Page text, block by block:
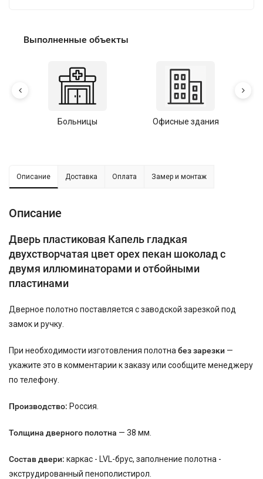
Выполненные объекты
Больницы Офисные здания
Описание Доставка Оплата Замер и монтаж
Описание
Дверь пластиковая Капель гладкая
двухстворчатая цвет орех пекан шоколад с
двумя иллюминаторами и отбойными
пластинами
Дверное полотно поставляется с заводской зарезкой под
замок и ручку.
При необходимости изготовления полотна без зарезки —
укажите это в комментарии к заказу или сообщите менеджеру
по телефону.
Производство: Россия.
Толщина дверного полотна — 38 мм.
Состав двери: каркас - LVL-брус, заполнение полотна -
экструдированный пенополистирол.